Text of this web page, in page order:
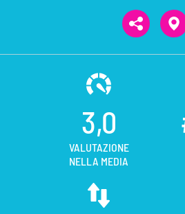
3,0
VALUTAZIONE
NELLA MEDIA